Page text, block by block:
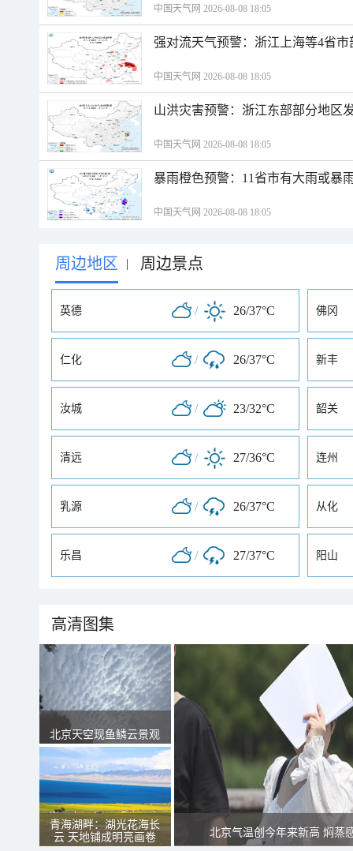
中国天气网 2026-08-08 18:05
强对流天气预警：浙江上海等4省
中国天气网 2026-08-08 18:05
山洪灾害预警：浙江东部部分地区
中国天气网 2026-08-08 18:05
暴雨橙色预警：11省市有大雨或暴
中国天气网 2026-08-08 18:05
周边地区 | 周边景点
英德 / 26/37°C 佛冈
仁化 / 26/37°C 新丰
汝城 / 23/32°C 韶关
清远 / 27/36°C 连州
乳源 / 26/37°C 从化
乐昌 / 27/37°C 阳山
高清图集
北京天空现鱼鳞云景观
青海湖畔：湖光花海长
云 天地铺成明亮画卷
北京气温创今年来新高 焖蒸